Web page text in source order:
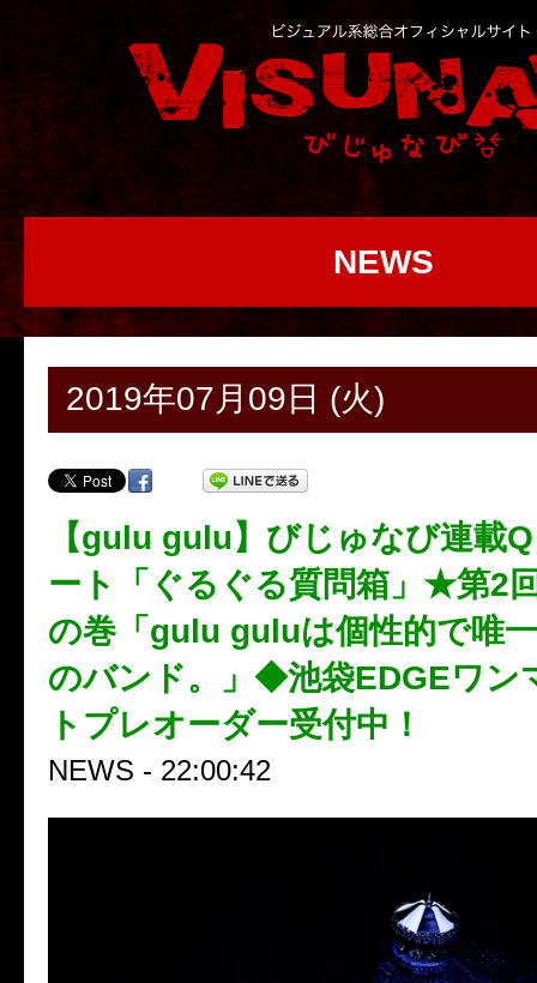
NEWS
2019年07月09日 (火)
【gulu gulu】びじゅなび連載
ート「ぐるぐる質問箱」★第2
の巻「gulu guluは個性的で唯
のバンド。」◆池袋EDGEワン
トプレオーダー受付中！
NEWS - 22:00:42